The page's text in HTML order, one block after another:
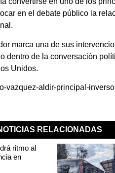
en el debate público la
marca una de sus
dentro de la conversación
Unidos.
vazquez-aldir-principal-
RELACIONADAS
ritmo al
en